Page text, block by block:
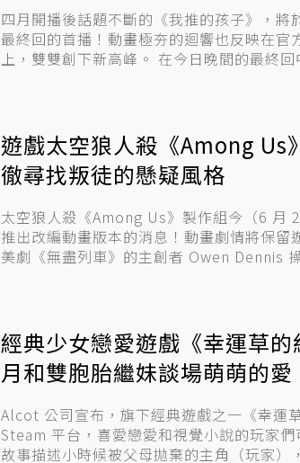
四月開播後話題不斷的《我推的孩子》，將
最終回的首播！動畫極夯的迴響也反映在官
上，雙雙創下新高峰。 在今日晚
遊戲太空狼人殺《Among Us
徹尋找叛徒的懸疑風格
太空狼人殺《Among Us》製作組今（6 月
推出改編動畫版本的消息！動畫劇情將保留
美劇《無盡列車》的主創者 Owen Dennis
經典少女戀愛遊戲《幸運草
月和雙胞胎繼妹談場萌萌的愛
Alcot 公司宣布，旗下經典遊戲之一《幸運
Steam 平台，喜愛戀愛和視覺小說的玩家們可
故事描述小時候被父母拋棄的主角（玩家）